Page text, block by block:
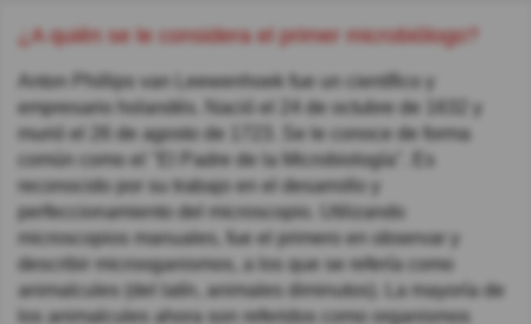
¿A quién se le considera el primer microbiólogo?
Anton Phillips van Leewenhoek fue un científico y
empresario holandés. Nació el 24 de octubre de 1632 y
murió el 26 de agosto de 1723. Se le conoce de forma
común como el "El Padre de la Microbiología". Es
reconocido por su trabajo en el desarrollo y
perfeccionamiento del microscopio. Utilizando
microscopios manuales, fue el primero en observar y
describir microoganismos, a los que se refería como
animalcules (del latín, animales diminutos). La mayoría de
los animalcules ahora son referidos como organismos